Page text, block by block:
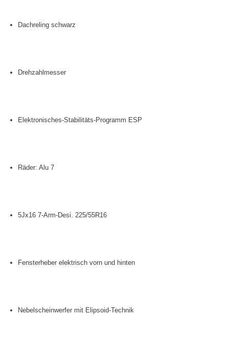
Dachreling schwarz
Drehzahlmesser
Elektronisches-Stabilitäts-Programm ESP
Räder: Alu 7
5Jx16 7-Arm-Desi. 225/55R16
Fensterheber elektrisch vorn und hinten
Nebelscheinwerfer mit Elipsoid-Technik